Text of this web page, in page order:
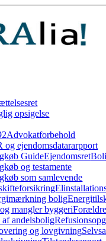
opsigelse
Advokatforbehold
og ejendomsdatararpport
GuideEjendomsret
og testamente
som samlevende
bolig
mangler byggeri
andelsbolig
og lovgivning